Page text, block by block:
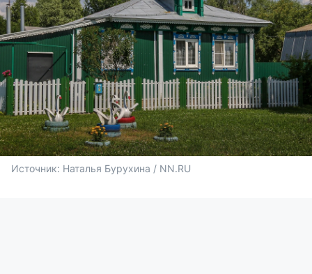
Источник: Наталья Бурухина / NN.RU